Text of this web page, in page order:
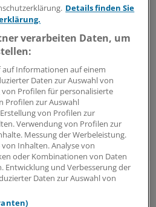
sieht die Situation (noch?)
Statements gestoßen:
Details finden Sie
verarbeiten Daten, um
Informationen auf einem
Daten zur Auswahl von
von Profilen für personalisierte
Profilen zur Auswahl
von Profilen zur
Verwendung von Profilen zur
Messung der Werbeleistung.
Inhalten. Analyse von
oder Kombinationen von Daten
Entwicklung und Verbesserung der
Daten zur Auswahl von